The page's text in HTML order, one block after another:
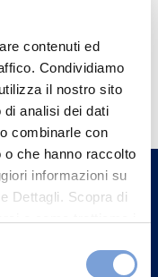
contenuti ed
Condividiamo
il nostro sito
analisi dei dati
combinarle con
che hanno raccolto
informazioni su
Dettagli. Scopra di
"Informativa
e parla con